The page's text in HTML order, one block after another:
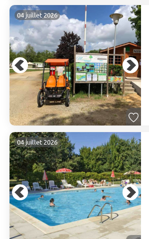
04 juillet 2026
04 juillet 2026